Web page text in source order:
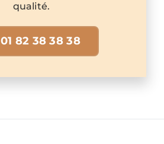
qualité.
01 82 38 38 38